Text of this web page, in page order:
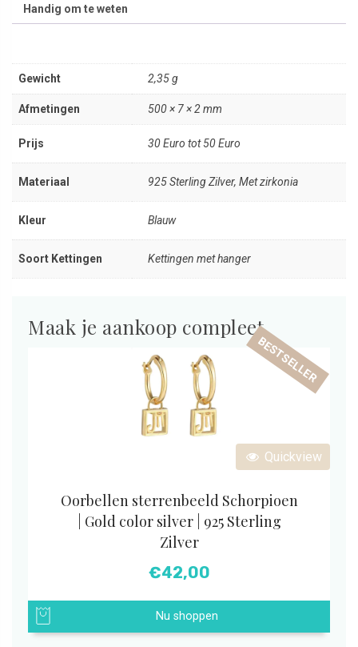
Handig om te weten
Gewicht 2,35 g
Afmetingen 500 × 7 × 2 mm
Prijs 30 Euro tot 50 Euro
Materiaal 925 Sterling Zilver, Met zirkonia
Kleur Blauw
Soort Kettingen Kettingen met hanger
Maak je aankoop compleet
Quickview
BESTSELLER
Oorbellen sterrenbeeld Schorpioen
| Gold color silver | 925 Sterling
Zilver
€42,00
Nu shoppen